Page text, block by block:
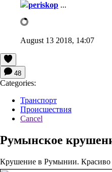
periskop ...
August 13 2018, 14:07
48
Categories:
Транспорт
Происшествия
Cancel
Румынское
Крушение в Румынии. Красиво